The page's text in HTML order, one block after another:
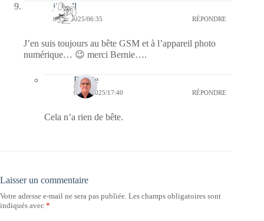
jill bill
06/12/2025/06:35 RÉPONDRE
J’en suis toujours au bête GSM et à l’appareil photo
numérique… 😉 merci Bernie….
Bernie
08/12/2025/17:40 RÉPONDRE
Cela n’a rien de bête.
Laisser un commentaire
Votre adresse e-mail ne sera pas publiée. Les champs obligatoires sont
indiqués avec *